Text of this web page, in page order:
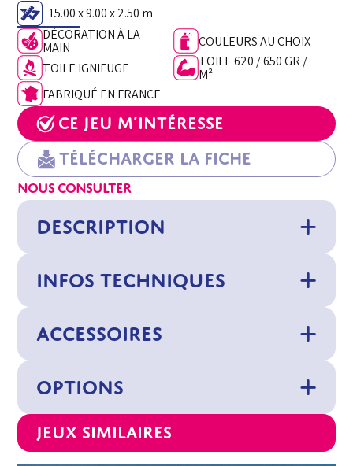
15.00 x 9.00 x 2.50 m
DÉCORATION À LA
MAIN
COULEURS AU CHOIX
TOILE IGNIFUGE
TOILE 620 / 650 GR /
M²
FABRIQUÉ EN FRANCE
Ce jeu m’intéresse
Télécharger la fiche
NOUS CONSULTER
DESCRIPTION
INFOS TECHNIQUES
ACCESSOIRES
OPTIONS
Jeux similaires